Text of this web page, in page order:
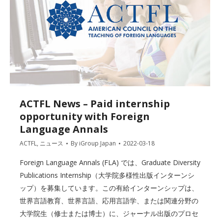
ACTFL News – Paid internship
opportunity with Foreign
Language Annals
ACTFL, ニュース By iGroup Japan 2022-03-18
Foreign Language Annals (FLA) では、Graduate Diversity
Publications Internship（大学院多様性出版インターンシ
ップ）を募集しています。この有給インターンシップは、
世界言語教育、世界言語、応用言語学、または関連分野の
大学院生（修士または博士）に、ジャーナル出版のプロセ